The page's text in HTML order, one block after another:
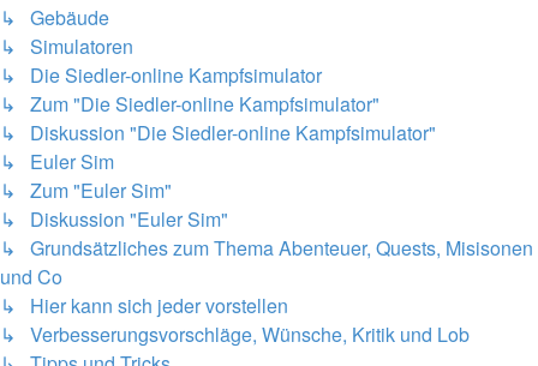
↳ Gebäude
↳ Simulatoren
↳ Die Siedler-online Kampfsimulator
↳ Zum "Die Siedler-online Kampfsimulator"
↳ Diskussion "Die Siedler-online Kampfsimulator"
↳ Euler Sim
↳ Zum "Euler Sim"
↳ Diskussion "Euler Sim"
↳ Grundsätzliches zum Thema Abenteuer, Quests, Misisonen
und Co
↳ Hier kann sich jeder vorstellen
↳ Verbesserungsvorschläge, Wünsche, Kritik und Lob